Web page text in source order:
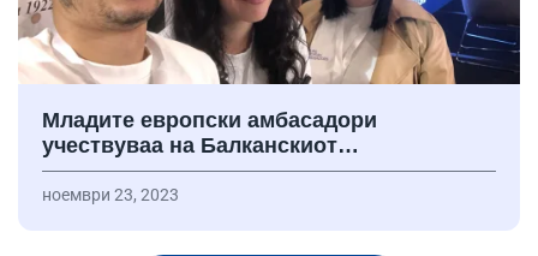
Младите европски амбасадори
учествуваа на Балканскиот…
ноември 23, 2023